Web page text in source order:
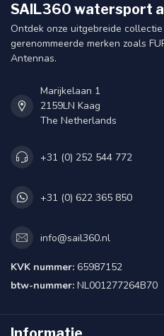
SAIL360 watersport
Ontdek onze uitgebreide
gerenommeerde merken zoals
Antennas.
Marijkelaan 1
2159LN Kaag
The Netherlands
+31 (0) 252 544 772
+31 (0) 622 365 850
info@sail360.nl
KVK nummer: 65987152
btw-nummer: NL001277264B70